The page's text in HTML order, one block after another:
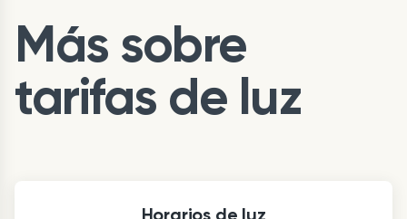
Más sobre
tarifas de luz
Horarios de luz